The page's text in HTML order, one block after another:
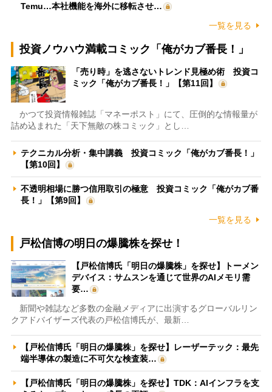
Temu…本社機能を海外に移転させ…
一覧を見る
投資ノウハウ満載コミック「俺がカブ番長！」
「売り時」を逃さないトレンド見極め術 投資コ
ミック「俺がカブ番長！」【第11回】
かつて投資情報雑誌「マネーポスト」にて、圧倒的な情報量が
詰め込まれた「天下無敵の株コミック」とし…
テクニカル分析・集中講義 投資コミック「俺がカブ番長！」
【第10回】
不透明相場に勝つ信用取引の極意 投資コミック「俺がカブ番
長！」【第9回】
一覧を見る
戸松信博の明日の爆騰株を探せ！
【戸松信博氏「明日の爆騰株」を探せ】トーメン
デバイス：サムスンを通じて世界のAIメモリ需
要…
新聞や雑誌など多数の金融メディアに出演するグローバルリン
クアドバイザーズ代表の戸松信博氏が、最新…
【戸松信博氏「明日の爆騰株」を探せ】レーザーテック：最先
端半導体の製造に不可欠な検査装…
【戸松信博氏「明日の爆騰株」を探せ】TDK：AIインフラを支